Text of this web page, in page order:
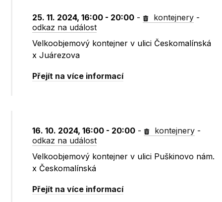
25. 11. 2024, 16:00 - 20:00 - kontejnery -
odkaz na událost
Velkoobjemový kontejner v ulici Českomalínská
x Juárezova
Přejít na více informací
16. 10. 2024, 16:00 - 20:00 - kontejnery -
odkaz na událost
Velkoobjemový kontejner v ulici Puškinovo nám.
x Českomalínská
Přejít na více informací